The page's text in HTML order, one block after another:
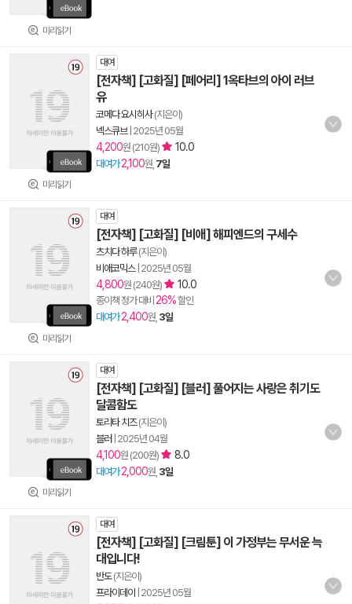
미리읽기
미리읽기
대여
[전자책] [고화질] [페어리] 1옥타브의 아이 러브
유
코메다 요시히사(지은이)
넥스큐브| 2025년 05월
4,200원 (210원) 10.0
대여가 2,100원, 7일
미리읽기
대여
[전자책] [고화질] [비애] 해피엔드의 구세수
츠치다 하루(지은이)
비애코믹스| 2025년 05월
4,800원 (240원) 10.0
종이책 정가 대비 26%할인
대여가 2,400원, 3일
미리읽기
대여
[전자책] [고화질] [블러] 풀어지는 사랑은 취기도
달콤함도
토리타 치즈(지은이)
블러 2025년 04월
4,100원 (200원) 8.0
대여가 2,000원, 3일
대여
[전자책] [고화질] [크림툰] 이 가정부는 무서운 늑
대입니다!
반도(지은이)
프라이데이
2025년 05월